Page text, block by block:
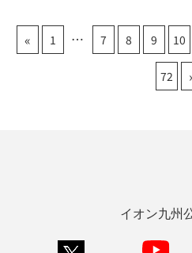
« 1 7 8 9 10
72
イオン九州